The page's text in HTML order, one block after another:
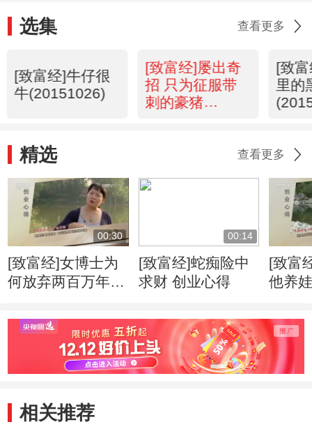
选集 查看更多
[致富经]牛仔很
牛(20151026)
[致富经]屡出奇
招 只为征服带
刺的豪猪
[致
里的
精选 查看更多
00:30
[致富经]女博士为
何放弃两百万年薪
00:14
[致富经]蛇痴险中
求财 创业心得
[致富
他养
相关推荐